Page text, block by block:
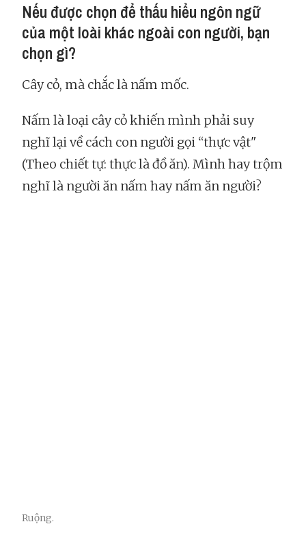
Nếu được chọn để thấu hiểu ngôn ngữ
của một loài khác ngoài con người, bạn
chọn gì?
Cây cỏ, mà chắc là nấm mốc.
Nấm là loại cây cỏ khiến mình phải suy
nghĩ lại về cách con người gọi “thực vật"
(Theo chiết tự: thực là đồ ăn). Mình hay trộm
nghĩ là người ăn nấm hay nấm ăn người?
Ruộng.